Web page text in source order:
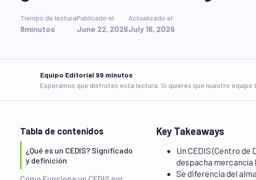
Tiempo de lectura
8minutos
Publicado el:
June 22, 2026
Actualizado el:
July 16, 2026
Equipo Editorial 99 minutos
Esperamos que disfrutes esta lectura. Si quieres que nuestro
Tabla de contenidos
¿Qué es un CEDIS? Significado
y definición
Key Takeaways
Un CEDIS (Centro
despacha
Se diferencia del